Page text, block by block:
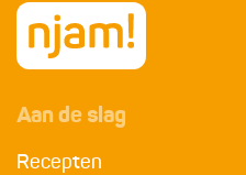
Aan de slag
Recepten